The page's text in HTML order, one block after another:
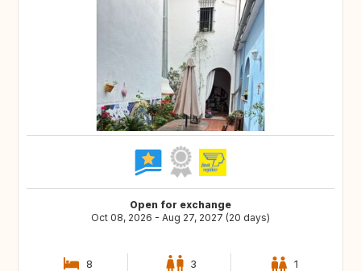
Open for exchange
Oct 08, 2026 - Aug 27, 2027 (20 days)
8 3 1